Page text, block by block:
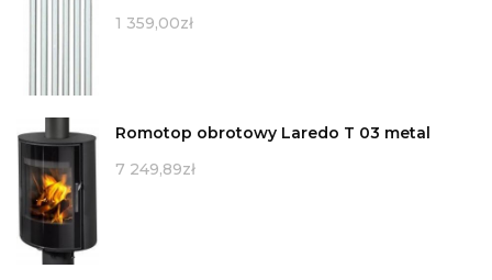
1 359,00zł
Romotop obrotowy Laredo T 03 metal
7 249,89zł